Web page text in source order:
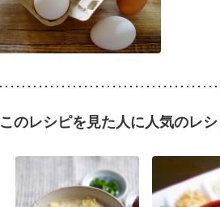
このレシピを見た人に人気のレ